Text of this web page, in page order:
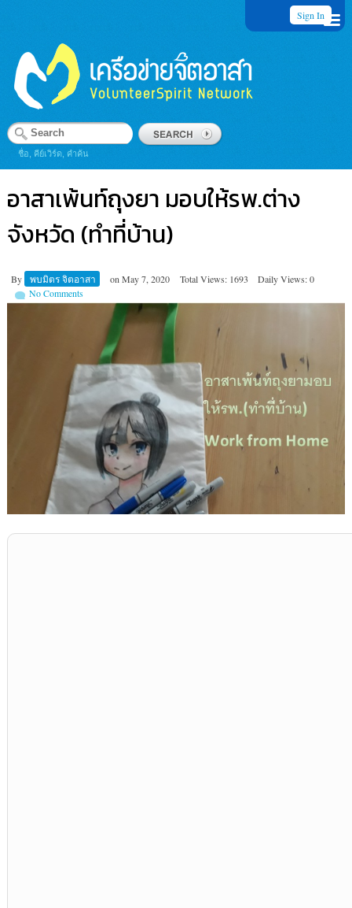
Sign In
ชื่อ, คีย์เวิร์ด, คำค้น
อาสาเพ้นท์ถุงยา มอบให้รพ.ต่าง
จังหวัด (ทำที่บ้าน)
By พบมิตร จิตอาสา on May 7, 2020 Total Views: 1693
Daily Views: 0
No Comments